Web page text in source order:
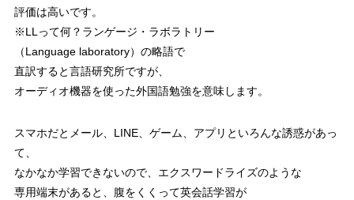
評価は高いです。
※LLって何？ランゲージ・ラボラトリー
（Language laboratory）の略語で
直訳すると言語研究所ですが、
オーディオ機器を使った外国語勉強を意味します。
スマホだとメール、LINE、ゲーム、アプリといろんな誘惑があっ
て、
なかなか学習できないので、エクスワードライズのような
専用端末があると、腹をくくって英会話学習が